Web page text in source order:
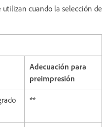
utilizan cuando la selección de
Adecuación para
preimpresión
**